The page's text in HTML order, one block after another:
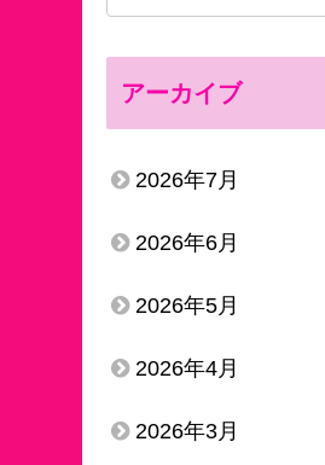
アーカイブ
2026年7月
2026年6月
2026年5月
2026年4月
2026年3月